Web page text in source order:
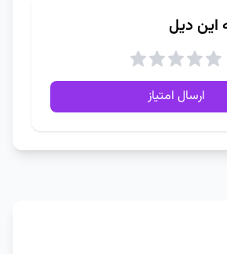
این دیل
ارسال امتیاز